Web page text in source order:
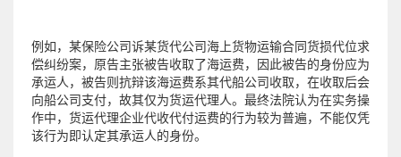
例如，某保险公司诉某货代公司海上货物运输合同货损代位求
偿纠纷案，原告主张被告收取了海运费，因此被告的身份应为
承运人，被告则抗辩该海运费系其代船公司收取，在收取后会
向船公司支付，故其仅为货运代理人。最终法院认为在实务操
作中，货运代理企业代收代付运费的行为较为普遍，不能仅凭
该行为即认定其承运人的身份。